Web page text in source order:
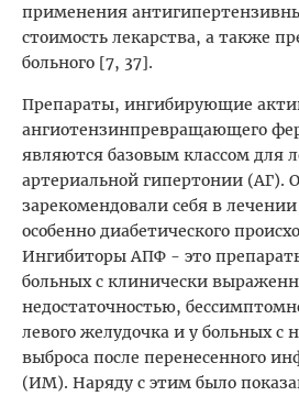
применения
стоимость лекарства, а также
больного [7, 37].
Препараты, ингибирующие
ангиотензинпревращающего
являются базовым классом для
артериальной гипертонии (АГ).
зарекомендовали себя в
особенно диабетического
Ингибиторы АПФ - это
больных с клинически
недостаточностью,
левого желудочка и у больных с
выброса после перенесенного
(ИМ). Наряду с этим было